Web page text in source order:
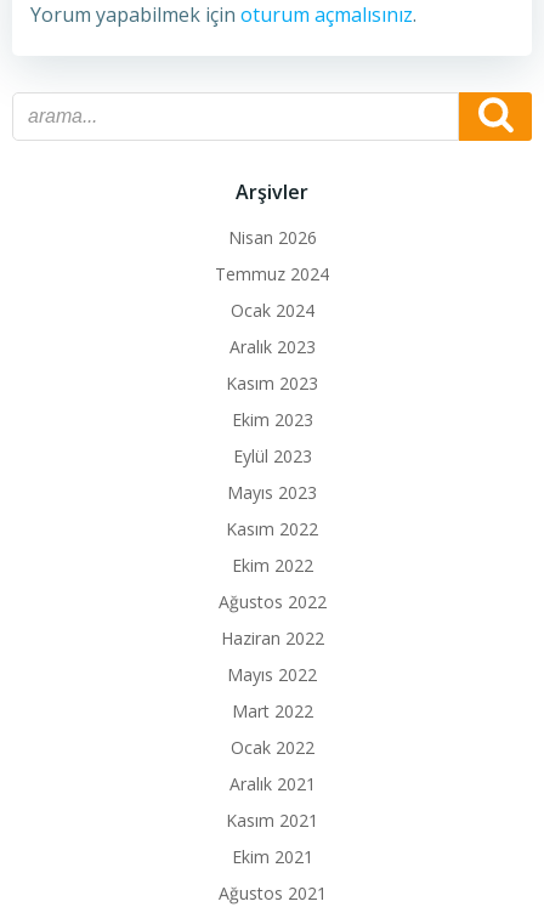
Yorum yapabilmek için oturum açmalısınız.
Arşivler
Nisan 2026
Temmuz 2024
Ocak 2024
Aralık 2023
Kasım 2023
Ekim 2023
Eylül 2023
Mayıs 2023
Kasım 2022
Ekim 2022
Ağustos 2022
Haziran 2022
Mayıs 2022
Mart 2022
Ocak 2022
Aralık 2021
Kasım 2021
Ekim 2021
Ağustos 2021